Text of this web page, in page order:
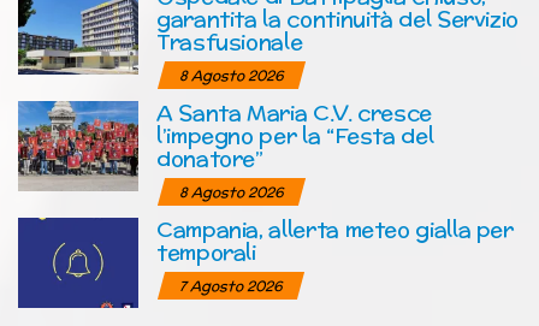
garantita la continuità del Servizio
Trasfusionale
8 Agosto 2026
A Santa Maria C.V. cresce
l’impegno per la “Festa del
donatore”
8 Agosto 2026
Campania, allerta meteo gialla per
temporali
7 Agosto 2026